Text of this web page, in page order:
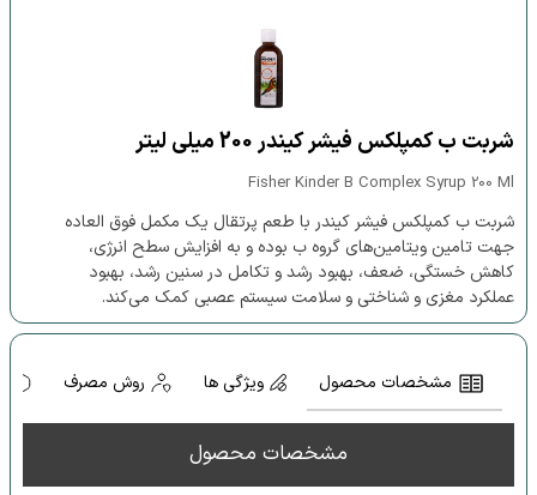
شربت ب کمپلکس فیشر کیندر 200 میلی لیتر
Fisher Kinder B Complex Syrup 200 Ml
شربت ب کمپلکس فیشر کیندر با طعم پرتقال یک مکمل فوق العاده
جهت تامین ویتامین‌های گروه ب بوده و به افزایش سطح انرژی،
کاهش خستگی، ضعف، بهبود رشد و تکامل در سنین رشد، بهبود
عملکرد مغزی و شناختی و سلامت سیستم عصبی کمک می‌کند.
مشخصات محصول ویژگی ها روش مصرف
مشخصات محصول